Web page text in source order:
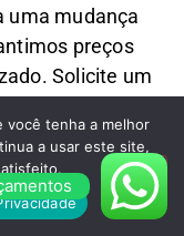
uma mudança
preços
. Solicite um
e
de São
você tenha a melhor
a usar este site,